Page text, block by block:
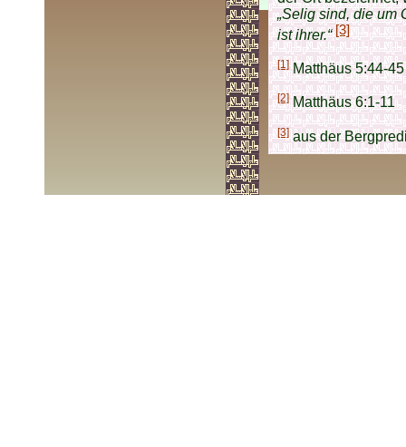
„Selig sind, die um
ist ihrer.“.[3]
[1]Matthäus 5:44-45
[2]Matthäus 6:1-11
[3]aus der